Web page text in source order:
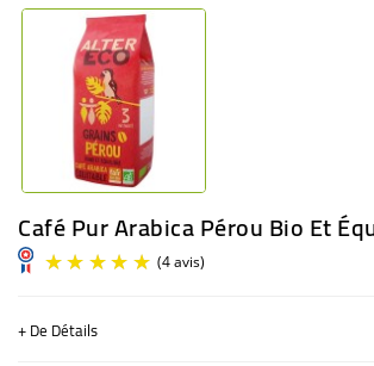
Café Pur Arabica Pérou Bio Et
+ De Détails